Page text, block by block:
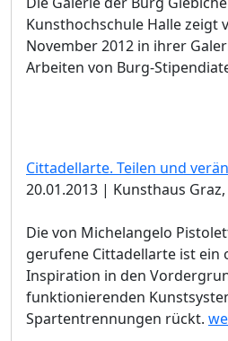
Kunsthochschule Halle zeigt
November 2012 in ihrer
Arbeiten von Burg-
Cittadellarte. Teilen und
20.01.2013 | Kunsthaus Graz,
Die von Michelangelo
gerufene Cittadellarte ist ein
Inspiration in den
funktionierenden
Spartentrennungen rückt.